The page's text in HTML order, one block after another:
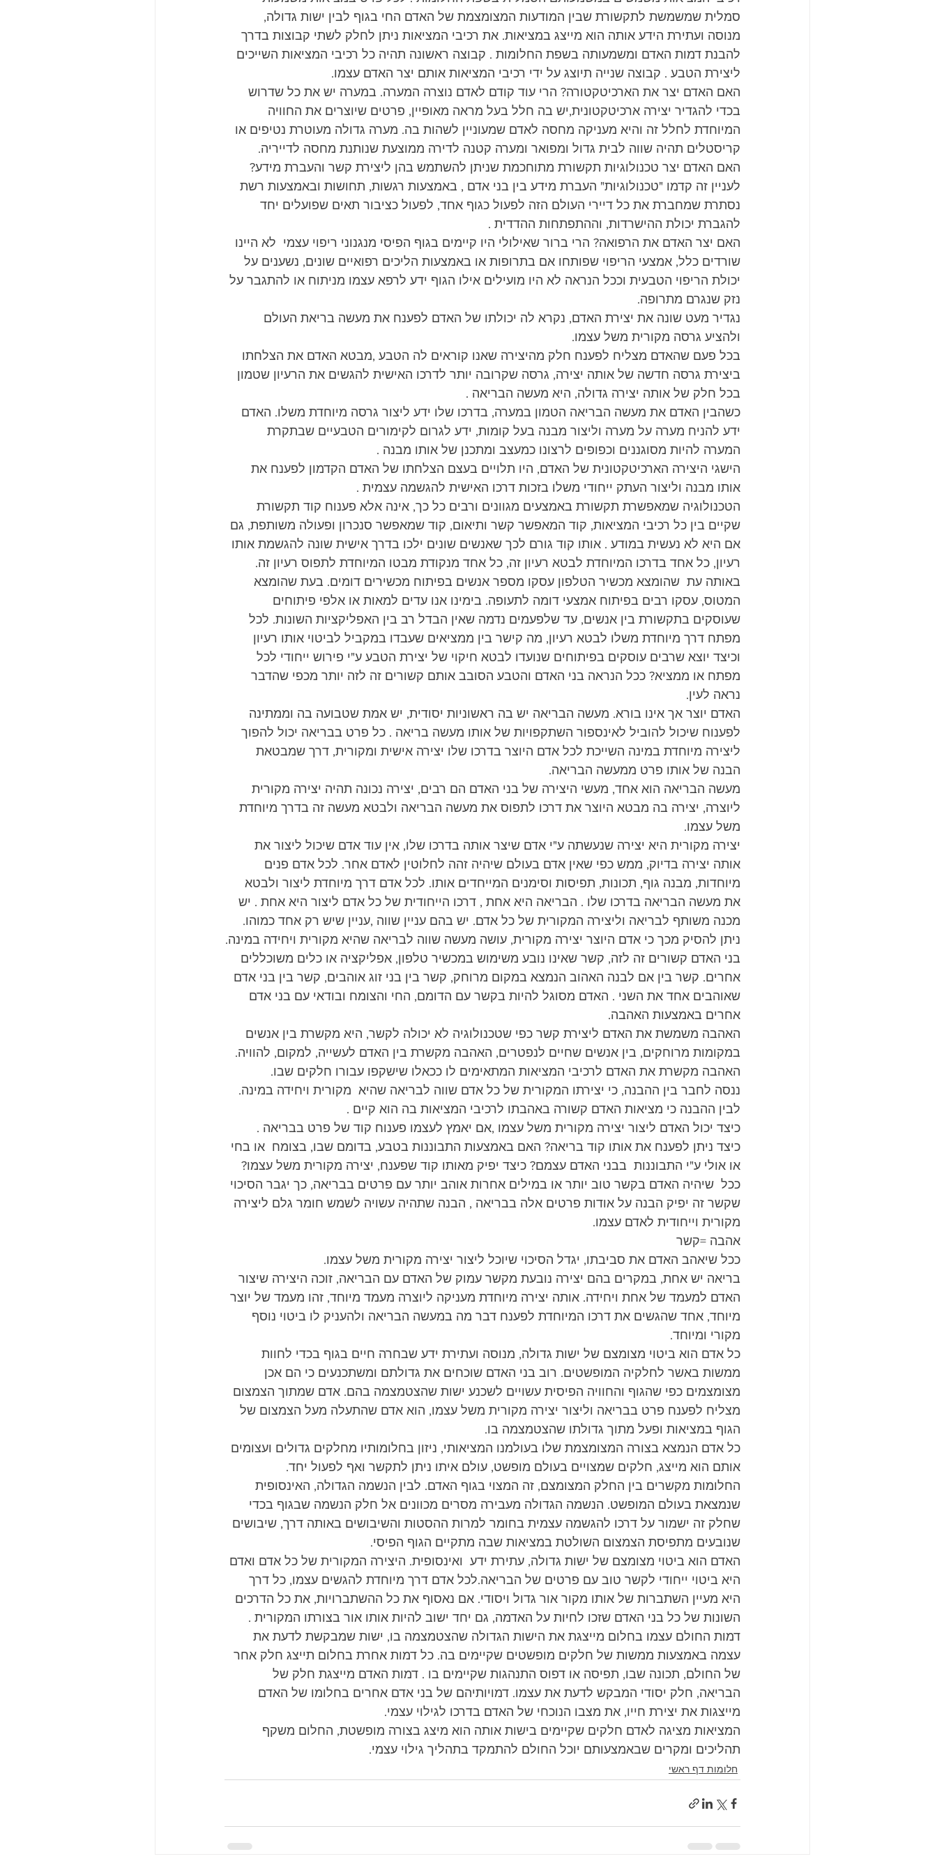
סמלית שמשמשת לתקשורת שבין המודעות המצומצמת של האדם החי בגוף לבין ישות גדולה,
מנוסה ועתירת הידע אותה הוא מייצג במציאות. את רכיבי המציאות ניתן לחלק לשתי קבוצות בדרך
להבנת דמות האדם ומשמעותה בשפת החלומות . קבוצה ראשונה תהיה כל רכיבי המציאות השייכים
ליצירת הטבע . קבוצה שנייה תיוצג על ידי רכיבי המציאות אותם יצר האדם עצמו.
האם האדם יצר את הארכיטקטורה? הרי עוד קודם לאדם נוצרה המערה. במערה יש את כל שדרוש
בכדי להגדיר יצירה ארכיטקטונית,יש בה חלל בעל מראה מאופיין, פרטים שיוצרים את החוויה
המיוחדת לחלל זה והיא מעניקה מחסה לאדם שמעוניין לשהות בה. מערה גדולה מעוטרת נטיפים או
קריסטלים תהיה שווה לבית גדול ומפואר ומערה קטנה לדירה ממוצעת שנותנת מחסה לדייריה.
האם האדם יצר טכנולוגיות תקשורת מתוחכמת שניתן להשתמש בהן ליצירת קשר והעברת מידע?
לעניין זה קדמו "טכנולוגיות" העברת מידע בין בני אדם , באמצעות רגשות, תחושות ובאמצעות רשת
נסתרת שמחברת את כל דיירי העולם הזה לפעול כגוף אחד, לפעול כציבור תאים שפועלים יחד
להגברת יכולת ההישרדות, וההתפתחות ההדדית .
האם יצר האדם את הרפואה? הרי ברור שאילולי היו קיימים בגוף הפיסי מנגנוני ריפוי עצמי  לא היינו
שורדים כלל, אמצעי הריפוי שפותחו אם בתרופות או באמצעות הליכים רפואיים שונים, נשענים על
יכולת הריפוי הטבעית וככל הנראה לא היו מועילים אילו הגוף ידע לרפא עצמו מניתוח או להתגבר על
נזק שנגרם מתרופה.
נגדיר מעט שונה את יצירת האדם, נקרא לה יכולתו של האדם לפענח את מעשה בריאת העולם
ולהציע גרסה מקורית משל עצמו.
בכל פעם שהאדם מצליח לפענח חלק מהיצירה שאנו קוראים לה הטבע ,מבטא האדם את הצלחתו
ביצירת גרסה חדשה של אותה יצירה, גרסה שקרובה יותר לדרכו האישית להגשים את הרעיון שטמון
בכל חלק של אותה יצירה גדולה, היא מעשה הבריאה .
כשהבין האדם את מעשה הבריאה הטמון במערה, בדרכו שלו ידע ליצור גרסה מיוחדת משלו. האדם
ידע להניח מערה על מערה וליצור מבנה בעל קומות, ידע לגרום לקימורים הטבעיים שבתקרת
המערה להיות מסוגננים וכפופים לרצונו כמעצב ומתכנן של אותו מבנה .
הישגי היצירה הארכיטקטונית של האדם, היו תלויים בעצם הצלחתו של האדם הקדמון לפענח את
אותו מבנה וליצור העתק ייחודי משלו בזכות דרכו האישית להגשמה עצמית .
הטכנולוגיה שמאפשרת תקשורת באמצעים מגוונים ורבים כל כך, אינה אלא פענוח קוד תקשורת
שקיים בין כל רכיבי המציאות, קוד המאפשר קשר ותיאום, קוד שמאפשר סנכרון ופעולה משותפת, גם
אם היא לא נעשית במודע . אותו קוד גורם לכך שאנשים שונים ילכו בדרך אישית שונה להגשמת אותו
רעיון, כל אחד בדרכו המיוחדת לבטא רעיון זה, כל אחד מנקודת מבטו המיוחדת לתפוס רעיון זה.
באותה עת  שהומצא מכשיר הטלפון עסקו מספר אנשים בפיתוח מכשירים דומים. בעת שהומצא
המטוס, עסקו רבים בפיתוח אמצעי דומה לתעופה. בימינו אנו עדים למאות או אלפי פיתוחים
שעוסקים בתקשורת בין אנשים, עד שלפעמים נדמה שאין הבדל רב בין האפליקציות השונות. לכל
מפתח דרך מיוחדת משלו לבטא רעיון, מה קישר בין ממציאים שעבדו במקביל לביטוי אותו רעיון
וכיצד יוצא שרבים עוסקים בפיתוחים שנועדו לבטא חיקוי של יצירת הטבע ע"י פירוש ייחודי לכל
מפתח או ממציא? ככל הנראה בני האדם והטבע הסובב אותם קשורים זה לזה יותר מכפי שהדבר
נראה לעין.
האדם יוצר אך אינו בורא. מעשה הבריאה יש בה ראשוניות יסודית, יש אמת שטבועה בה וממתינה
לפענוח שיכול להוביל לאינספור השתקפויות של אותו מעשה בריאה . כל פרט בבריאה יכול להפוך
ליצירה מיוחדת במינה השייכת לכל אדם היוצר בדרכו שלו יצירה אישית ומקורית, דרך שמבטאת
הבנה של אותו פרט ממעשה הבריאה.
מעשה הבריאה הוא אחד, מעשי היצירה של בני האדם הם רבים, יצירה נכונה תהיה יצירה מקורית
ליוצרה, יצירה בה מבטא היוצר את דרכו לתפוס את מעשה הבריאה ולבטא מעשה זה בדרך מיוחדת
משל עצמו.
יצירה מקורית היא יצירה שנעשתה ע"י אדם שיצר אותה בדרכו שלו, אין עוד אדם שיכול ליצור את
אותה יצירה בדיוק, ממש כפי שאין אדם בעולם שיהיה זהה לחלוטין לאדם אחר. לכל אדם פנים
מיוחדות, מבנה גוף, תכונות, תפיסות וסימנים המייחדים אותו. לכל אדם דרך מיוחדת ליצור ולבטא
את מעשה הבריאה בדרכו שלו . הבריאה היא אחת , דרכו הייחודית של כל אדם ליצור היא אחת . יש
מכנה משותף לבריאה וליצירה המקורית של כל אדם. יש בהם עניין שווה ,עניין שיש רק אחד כמוהו.
ניתן להסיק מכך כי אדם היוצר יצירה מקורית, עושה מעשה שווה לבריאה שהיא מקורית ויחידה במינה.
בני האדם קשורים זה לזה, קשר שאינו נובע משימוש במכשיר טלפון, אפליקציה או כלים משוכללים
אחרים. קשר בין אם לבנה האהוב הנמצא במקום מרוחק, קשר בין בני זוג אוהבים, קשר בין בני אדם
שאוהבים אחד את השני . האדם מסוגל להיות בקשר עם הדומם, החי והצומח ובודאי עם בני אדם
אחרים באמצעות האהבה.
האהבה משמשת את האדם ליצירת קשר כפי שטכנולוגיה לא יכולה לקשר, היא מקשרת בין אנשים
במקומות מרוחקים, בין אנשים שחיים לנפטרים, האהבה מקשרת בין האדם לעשייה, למקום, להוויה.
האהבה מקשרת את האדם לרכיבי המציאות המתאימים לו ככאלו שישקפו עבורו חלקים שבו.
ננסה לחבר בין ההבנה, כי יצירתו המקורית של כל אדם שווה לבריאה שהיא  מקורית ויחידה במינה.
לבין ההבנה כי מציאות האדם קשורה באהבתו לרכיבי המציאות בה הוא קיים .
כיצד יכול האדם ליצור יצירה מקורית משל עצמו ,אם יאמץ לעצמו פענוח קוד של פרט בבריאה .
כיצד ניתן לפענח את אותו קוד בריאה? האם באמצעות התבוננות בטבע, בדומם שבו, בצומח  או בחי
או אולי ע"י התבוננות  בבני האדם עצמם? כיצד יפיק מאותו קוד שפענח, יצירה מקורית משל עצמו?
ככל  שיהיה האדם בקשר טוב יותר או במילים אחרות אוהב יותר עם פרטים בבריאה, כך יגבר הסיכוי
שקשר זה יפיק הבנה על אודות פרטים אלה בבריאה , הבנה שתהיה עשויה לשמש חומר גלם ליצירה
מקורית וייחודית לאדם עצמו.
אהבה =קשר
ככל שיאהב האדם את סביבתו, יגדל הסיכוי שיוכל ליצור יצירה מקורית משל עצמו.
בריאה יש אחת, במקרים בהם יצירה נובעת מקשר עמוק של האדם עם הבריאה, זוכה היצירה שיצור
האדם למעמד של אחת ויחידה. אותה יצירה מיוחדת מעניקה ליוצרה מעמד מיוחד, זהו מעמד של יוצר
מיוחד, אחד שהגשים את דרכו המיוחדת לפענח דבר מה במעשה הבריאה ולהעניק לו ביטוי נוסף
מקורי ומיוחד.
כל אדם הוא ביטוי מצומצם של ישות גדולה, מנוסה ועתירת ידע שבחרה חיים בגוף בכדי לחוות
ממשות באשר לחלקיה המופשטים. רוב בני האדם שוכחים את גדולתם ומשתכנעים כי הם אכן
מצומצמים כפי שהגוף והחוויה הפיסית עשויים לשכנע ישות שהצטמצמה בהם. אדם שמתוך הצמצום
מצליח לפענח פרט בבריאה וליצור יצירה מקורית משל עצמו, הוא אדם שהתעלה מעל הצמצום של
הגוף במציאות ופעל מתוך גדולתו שהצטמצמה בו.
כל אדם הנמצא בצורה המצומצמת שלו בעולמנו המציאותי, ניזון בחלומותיו מחלקים גדולים ועצומים
אותם הוא מייצג, חלקים שמצויים בעולם מופשט, עולם איתו ניתן לתקשר ואף לפעול יחד.
החלומות מקשרים בין החלק המצומצם, זה המצוי בגוף האדם. לבין הנשמה הגדולה, האינסופית
שנמצאת בעולם המופשט. הנשמה הגדולה מעבירה מסרים מכוונים אל חלק הנשמה שבגוף בכדי
שחלק זה ישמור על דרכו להגשמה עצמית בחומר למרות ההסטות והשיבושים באותה דרך, שיבושים
שנובעים מתפיסת הצמצום השולטת במציאות שבה מתקיים הגוף הפיסי.
האדם הוא ביטוי מצומצם של ישות גדולה, עתירת ידע  ואינסופית. היצירה המקורית של כל אדם ואדם
היא ביטוי ייחודי לקשר טוב עם פרטים של הבריאה.לכל אדם דרך מיוחדת להגשים עצמו, כל דרך
היא מעיין השתברות של אותו מקור אור גדול ויסודי. אם נאסוף את כל ההשתברויות, את כל הדרכים
השונות של כל בני האדם שזכו לחיות על האדמה, גם יחד ישוב להיות אותו אור בצורתו המקורית .
דמות החולם עצמו בחלום מייצגת את הישות הגדולה שהצטמצמה בו, ישות שמבקשת לדעת את
עצמה באמצעות ממשות של חלקים מופשטים שקיימים בה. כל דמות אחרת בחלום תייצג חלק אחר
של החולם, תכונה שבו, תפיסה או דפוס התנהגות שקיימים בו . דמות האדם מייצגת חלק של
הבריאה, חלק יסודי המבקש לדעת את עצמו. דמויותיהם של בני אדם אחרים בחלומו של האדם
מייצגות את יצירת חייו, את מצבו הנוכחי של האדם בדרכו לגילוי עצמי.
המציאות מציגה לאדם חלקים שקיימים בישות אותה הוא מיצג בצורה מופשטת, החלום משקף
תהליכים ומקרים שבאמצעותם יוכל החולם להתמקד בתהליך גילוי עצמי.
חלומות דף ראשי